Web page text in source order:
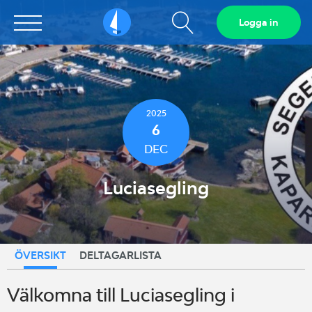
Sailarena Visa
sökfält
Logga in
2025
6
DEC
Luciasegling
ÖVERSIKT DELTAGARLISTA
Välkomna till Luciasegling i